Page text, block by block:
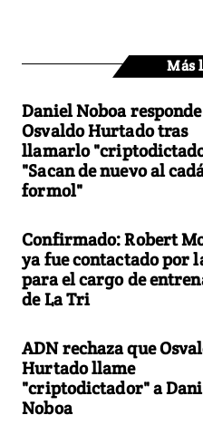
Más
Daniel Noboa
Osvaldo Hurtado tras
llamarlo
"Sacan de nuevo al
formol"
Confirmado: Robert
ya fue contactado por
para el cargo de
de La Tri
ADN rechaza que
Hurtado llame
"criptodictador" a
Noboa